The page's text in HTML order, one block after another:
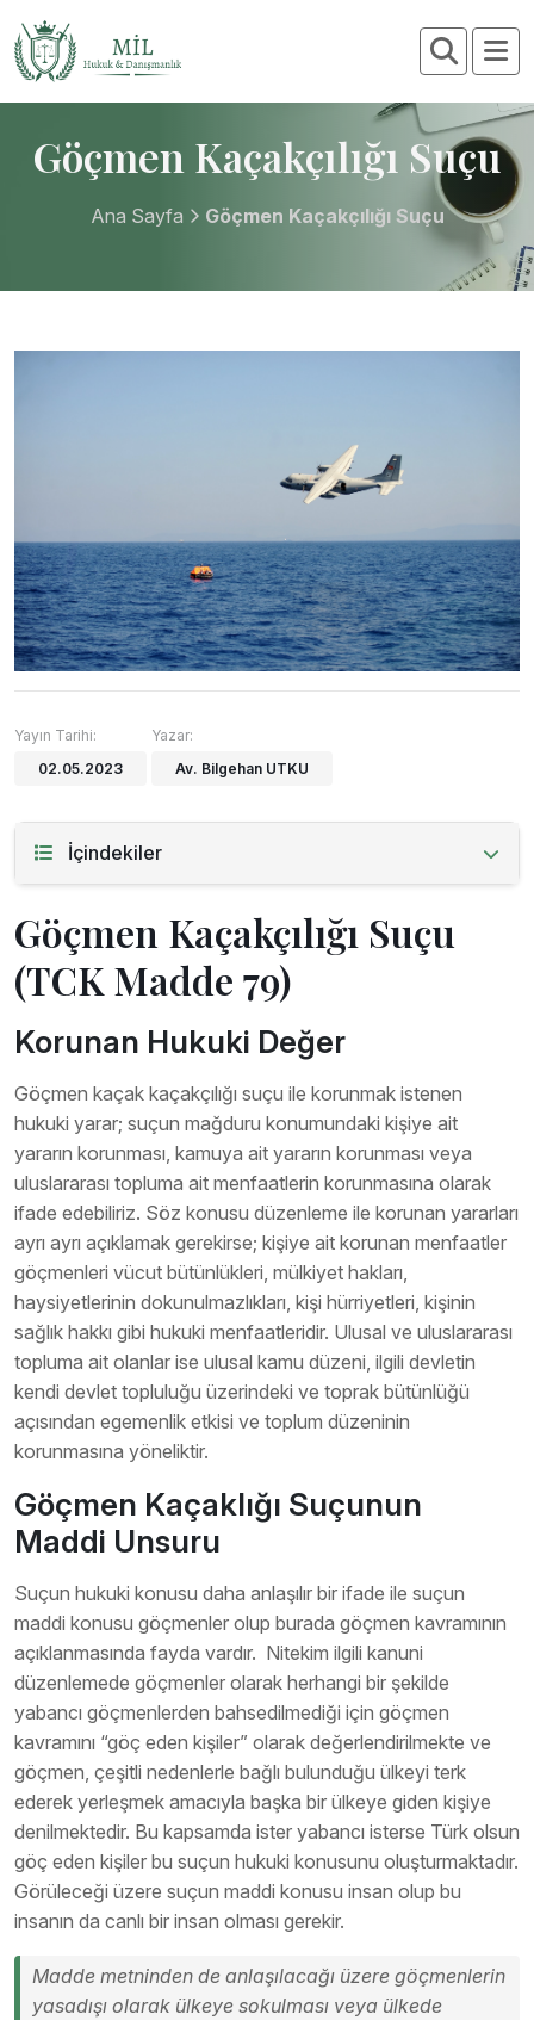
Göçmen Kaçakçılığı Suçu
Ana Sayfa Göçmen Kaçakçılığı Suçu
Yayın Tarihi:
02.05.2023
Yazar:
Av. Bilgehan UTKU
İçindekiler
Göçmen Kaçakçılığı Suçu
(TCK Madde 79)
Korunan Hukuki Değer
Göçmen kaçak kaçakçılığı suçu ile korunmak istenen
hukuki yarar; suçun mağduru konumundaki kişiye ait
yararın korunması, kamuya ait yararın korunması veya
uluslararası topluma ait menfaatlerin korunmasına olarak
ifade edebiliriz. Söz konusu düzenleme ile korunan yararları
ayrı ayrı açıklamak gerekirse; kişiye ait korunan menfaatler
göçmenleri vücut bütünlükleri, mülkiyet hakları,
haysiyetlerinin dokunulmazlıkları, kişi hürriyetleri, kişinin
sağlık hakkı gibi hukuki menfaatleridir. Ulusal ve uluslararası
topluma ait olanlar ise ulusal kamu düzeni, ilgili devletin
kendi devlet topluluğu üzerindeki ve toprak bütünlüğü
açısından egemenlik etkisi ve toplum düzeninin
korunmasına yöneliktir.
Göçmen Kaçaklığı Suçunun
Maddi Unsuru
Suçun hukuki konusu daha anlaşılır bir ifade ile suçun
maddi konusu göçmenler olup burada göçmen kavramının
açıklanmasında fayda vardır. Nitekim ilgili kanuni
düzenlemede göçmenler olarak herhangi bir şekilde
yabancı göçmenlerden bahsedilmediği için göçmen
kavramını “göç eden kişiler” olarak değerlendirilmekte ve
göçmen, çeşitli nedenlerle bağlı bulunduğu ülkeyi terk
ederek yerleşmek amacıyla başka bir ülkeye giden kişiye
denilmektedir. Bu kapsamda ister yabancı isterse Türk olsun
göç eden kişiler bu suçun hukuki konusunu oluşturmaktadır.
Görüleceği üzere suçun maddi konusu insan olup bu
insanın da canlı bir insan olması gerekir.
Madde metninden de anlaşılacağı üzere göçmenlerin
yasadışı olarak ülkeye sokulması veya ülkede